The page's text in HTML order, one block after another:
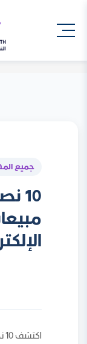
جميع
10